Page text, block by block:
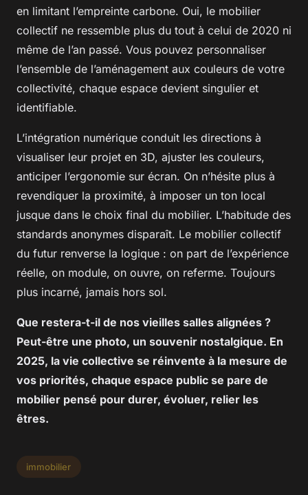
en limitant l’empreinte carbone. Oui, le mobilier
collectif ne ressemble plus du tout à celui de 2020 ni
même de l’an passé. Vous pouvez personnaliser
l’ensemble de l’aménagement aux couleurs de votre
collectivité, chaque espace devient singulier et
identifiable.
L’intégration numérique conduit les directions à
visualiser leur projet en 3D, ajuster les couleurs,
anticiper l’ergonomie sur écran. On n’hésite plus à
revendiquer la proximité, à imposer un ton local
jusque dans le choix final du mobilier. L’habitude des
standards anonymes disparaît. Le mobilier collectif
du futur renverse la logique : on part de l’expérience
réelle, on module, on ouvre, on referme. Toujours
plus incarné, jamais hors sol.
Que restera-t-il de nos vieilles salles alignées ?
Peut-être une photo, un souvenir nostalgique. En
2025, la vie collective se réinvente à la mesure de
vos priorités, chaque espace public se pare de
mobilier pensé pour durer, évoluer, relier les
êtres.
immobilier